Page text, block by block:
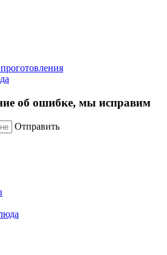
об ошибке, мы исправим
Отправить